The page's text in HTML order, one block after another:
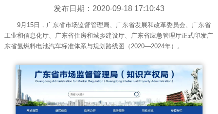
发布日期：2020-09-18 17:10:43
9月15日，广东省市场监督管理局、广东省发展和改革委员会、广东省
工业和信息化厅、广东省住房和城乡建设厅、广东省应急管理厅正式印发广
东省氢燃料电池汽车标准体系与规划路线图（2020—2024年）。